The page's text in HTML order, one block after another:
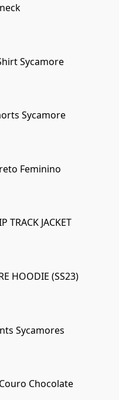
Sycamore
Sycamore
Feminino
TRACK JACKET
HOODIE (SS23)
Sycamores
Chocolate